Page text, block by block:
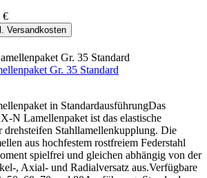
€
Versandkosten
Gr. 35 Standard
in StandardausführungDas
N Lamellenpaket ist das elastische
drehsteifen Stahllamellenkupplung. Die
aus hochfestem rostfreiem Federstahl
spielfrei und gleichen abhängig von der
, Axial- und Radialversatz aus.Verfügbare